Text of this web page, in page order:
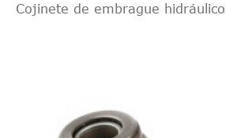
Cojinete de embrague hidráulico